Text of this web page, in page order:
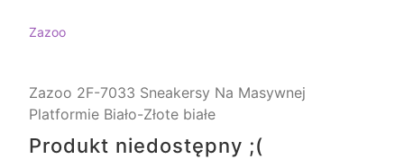
Zazoo
Zazoo 2F-7033 Sneakersy Na Masywnej
Platformie Biało-Złote białe
Produkt niedostępny ;(